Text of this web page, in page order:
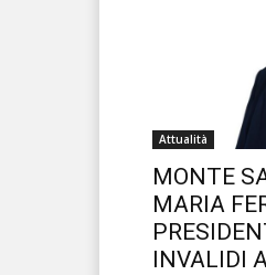
Attualità
MONTE
MARIA
INVALIDI